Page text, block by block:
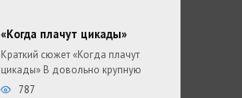
«Когда плачут цикады»
Краткий сюжет «Когда плачут
цикады» В довольно крупную
787